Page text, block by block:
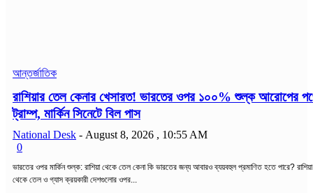
আন্তর্জাতিক
রাশিয়ার তেল কেনার খেসারত! ভারতের ওপর ১০০% শুল্ক আরোপের
ট্রাম্প, মার্কিন সিনেটে বিল পাস
National Desk - August 8, 2026 , 10:55 AM
0
ভারতের ওপর মার্কিন শুল্ক: রাশিয়া থেকে তেল কেনা কি ভারতের জন্য আবারও ব্যয়বহুল প্রমাণিত হতে পারে? রাশিয়া
থেকে তেল ও গ্যাস ক্রয়কারী দেশগুলোর ওপর...